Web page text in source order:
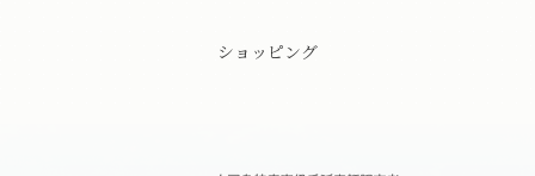
ショッピング